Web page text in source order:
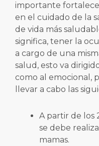
importante
en el cuidado de la
de vida más
significa, tener la
a cargo de una
salud, esto va
como al emocional,
llevar a cabo las
A partir de los
se debe
mamas.